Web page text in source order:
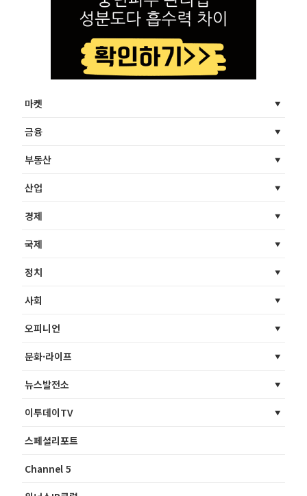
마켓
금융
부동산
산업
경제
국제
정치
사회
오피니언
문화·라이프
뉴스발전소
이투데이TV
스페셜리포트
Channel 5